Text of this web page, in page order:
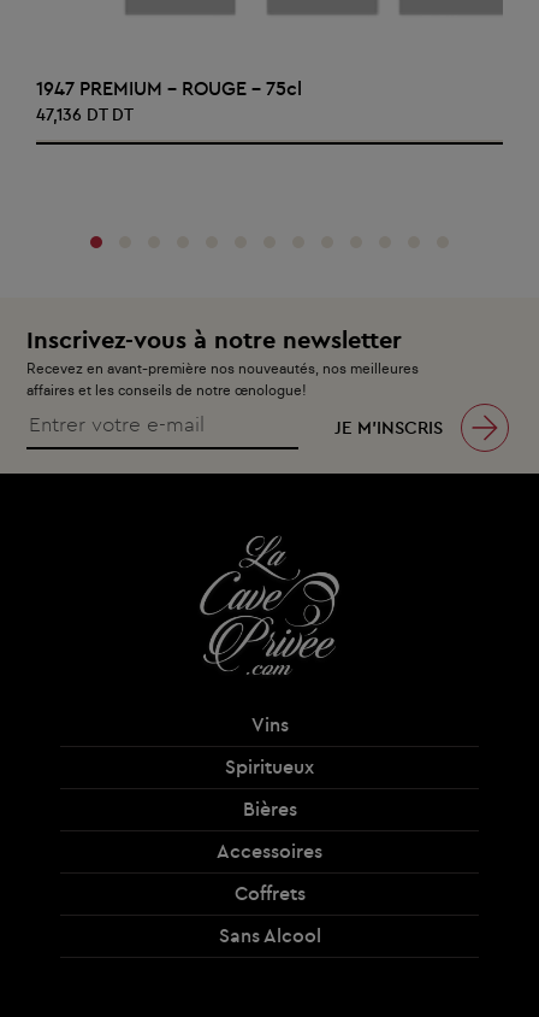
AJOUTER AU PANIER
1947 PREMIUM - ROUGE - 75cl
47,136 DT DT
Inscrivez-vous à notre newsletter
Recevez en avant-première nos nouveautés, nos meilleures
affaires et les conseils de notre œnologue!
JE M’INSCRIS
Vins
Spiritueux
Bières
Accessoires
Coffrets
Sans Alcool